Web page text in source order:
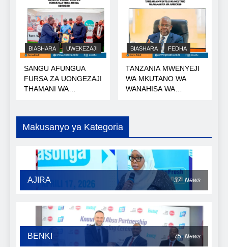
BIASHARA UWEKEZAJI
SANGU AFUNGUA
FURSA ZA UONGEZAJI
THAMANI WA
BIASHARA FEDHA
TANZANIA MWENYEJI
WA MKUTANO WA
WANAHISA WA
Makusanyo ya Kategoria
AJIRA 37 News
BENKI 75 News